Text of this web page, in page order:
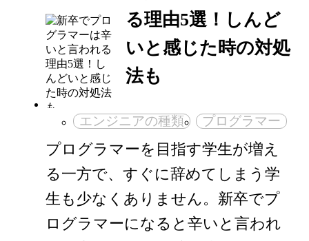
る理由5選！しんど
いと感じた時の対処
法も
エンジニアの種類 プログラマー
プログラマーを目指す学生が増え
る一方で、すぐに辞めてしまう学
生も少なくありません。新卒でプ
ログラマーになると辛いと言われ